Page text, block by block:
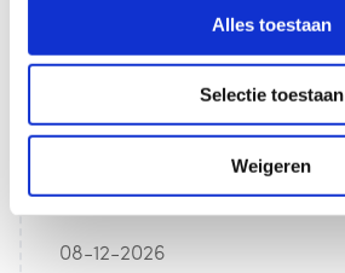
Alles toestaan
Selectie toestaan
Weigeren
Datum/Tijd
08-12-2026